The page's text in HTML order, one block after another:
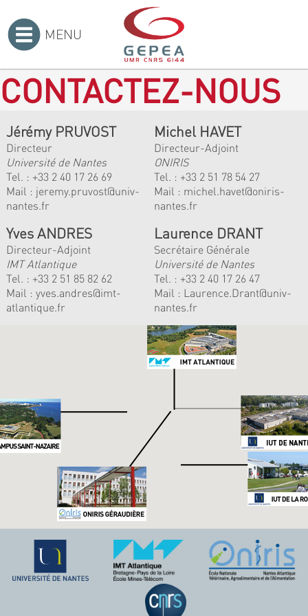
MENU
CONTACTEZ-NOUS
Jérémy PRUVOST
Directeur
Université de Nantes
Tel. : +33 2 40 17 26 69
Mail : jeremy.pruvost@univ-
nantes.fr
Michel HAVET
Directeur-Adjoint
ONIRIS
Tel. : +33 2 51 78 54 27
Mail : michel.havet@oniris-
nantes.fr
Yves ANDRES
Directeur-Adjoint
IMT Atlantique
Tel. : +33 2 51 85 82 62
Mail : yves.andres@imt-
atlantique.fr
Laurence DRANT
Secrétaire Générale
Université de Nantes
Tel. : +33 2 40 17 26 47
Mail : Laurence.Drant@univ-
nantes.fr